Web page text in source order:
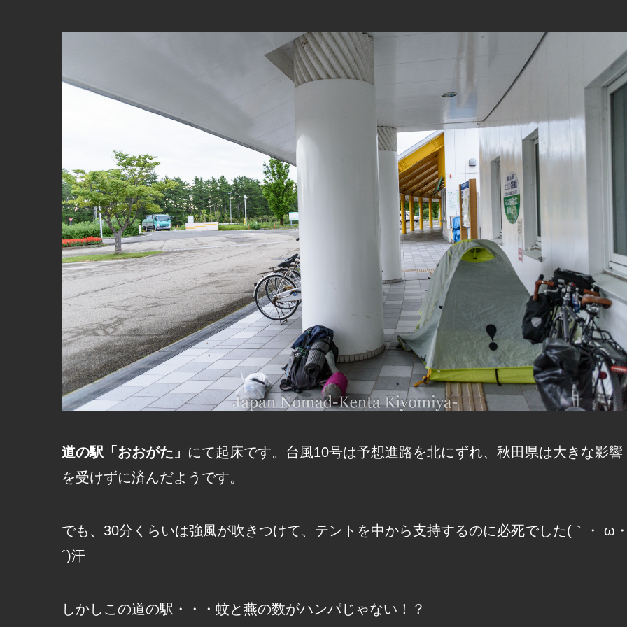
道の駅「おおがた」 にて起床です。台風10号は予想進路を北にずれ、秋田県は大きな影響
を受けずに済んだようです。
でも、30分くらいは強風が吹きつけて、テントを中から支持するのに必死でした(｀・ ω
´)汗
しかしこの道の駅・・・蚊と燕の数がハンパじゃない！？